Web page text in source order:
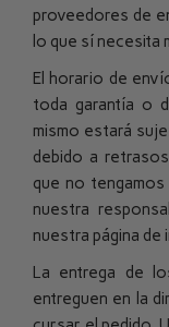
proveedores de
lo que sí necesita
El horario de
toda garantía o
mismo estará
debido a
que no
nuestra
nuestra página
La entrega de
entreguen en la